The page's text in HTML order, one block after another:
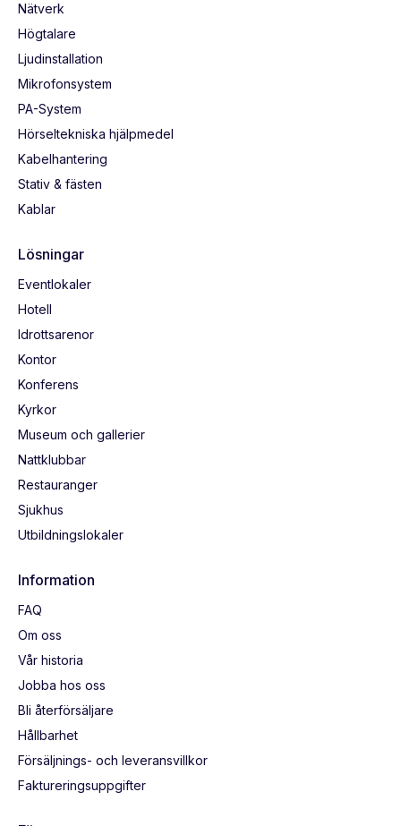
Nätverk
Högtalare
Ljudinstallation
Mikrofonsystem
PA-System
Hörseltekniska hjälpmedel
Kabelhantering
Stativ & fästen
Kablar
Lösningar
Eventlokaler
Hotell
Idrottsarenor
Kontor
Konferens
Kyrkor
Museum och gallerier
Nattklubbar
Restauranger
Sjukhus
Utbildningslokaler
Information
FAQ
Om oss
Vår historia
Jobba hos oss
Bli återförsäljare
Hållbarhet
Försäljnings- och leveransvillkor
Faktureringsuppgifter